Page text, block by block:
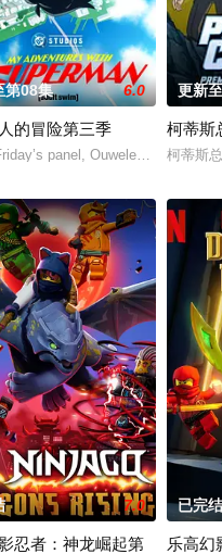
到合适的温馨住所。就在猪妈妈
来，而他们将在最脆弱的时间
第08集 6.0
的冒险第三季
panel, Ouweleen also
更新
柯蒂斯
柯蒂斯
7.0
忍者：神龙崛起第
已完
乐高幻